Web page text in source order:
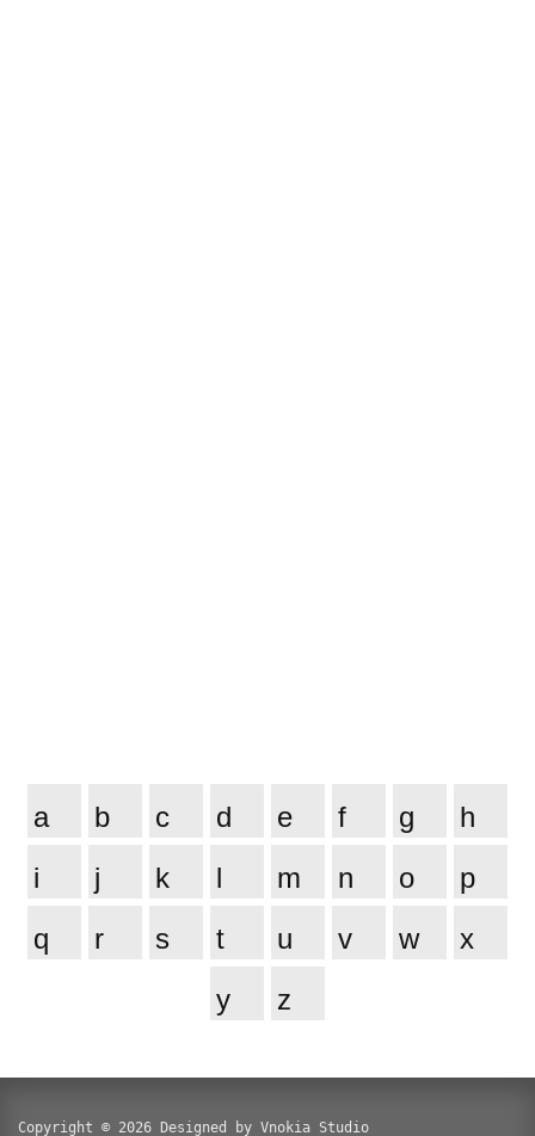
a b c d e f g
h
i
j k l m n o
p
q
r s t u v w
x
y
z
Copyright © 2026 Designed by Vnokia Studio